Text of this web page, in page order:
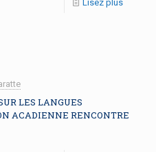
Lisez plus
LES LANGUES
ACADIENNE RENCONTRE